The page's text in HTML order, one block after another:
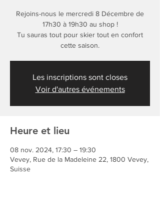
Rejoins-nous le mercredi 8 Décembre de
17h30 à 19h30 au shop !
Tu sauras tout pour skier tout en confort
cette saison.
Les inscriptions sont closes
Voir d'autres événements
Heure et lieu
08 nov. 2024, 17:30 – 19:30
Vevey, Rue de la Madeleine 22, 1800 Vevey,
Suisse